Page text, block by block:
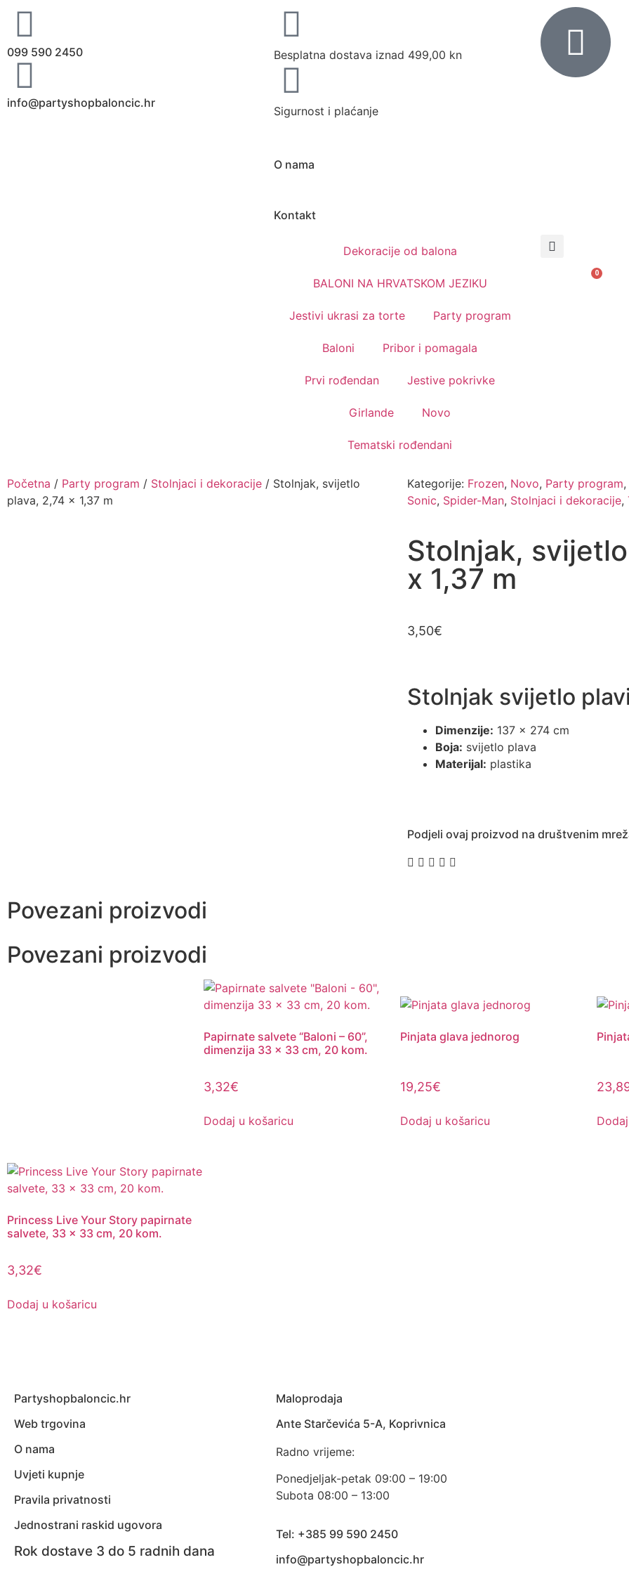
099 590 2450
info@partyshopbaloncic.hr
Besplatna dostava iznad 499,00 kn
Sigurnost i plaćanje
O nama
Kontakt
Dekoracije od balona
BALONI NA HRVATSKOM JEZIKU
Jestivi ukrasi za torte Party program
Baloni Pribor i pomagala
Prvi rođendan Jestive pokrivke
Girlande Novo
Tematski rođendani
€ 0
Početna / Party program / Stolnjaci i dekoracije / Stolnjak, svijetlo
plava, 2,74 x 1,37 m
Kategorije: Frozen, Novo, Party program,
Sonic, Spider-Man, Stolnjaci i dekoracije,
Stolnjak,
x 1,37 m
3,50€
Stolnjak svijetlo plavi
Dimenzije: 137 x 274 cm
Boja: svijetlo plava
Materijal: plastika
Podjeli ovaj proizvod na društvenim
Povezani proizvodi
Povezani proizvodi
Papirnate salvete “Baloni – 60”,
dimenzija 33 x 33 cm, 20 kom.
3,32€
Dodaj u košaricu
Pinjata glava jednorog
19,25€
Dodaj u košaricu
Princess Live Your Story papirnate
salvete, 33 x 33 cm, 20 kom.
3,32€
Dodaj u košaricu
Partyshopbaloncic.hr
Web trgovina
O nama
Uvjeti kupnje
Pravila privatnosti
Jednostrani raskid ugovora
Rok dostave 3 do 5 radnih dana
Maloprodaja
Ante Starčevića 5-A, Koprivnica
Radno vrijeme:
Ponedjeljak-petak 09:00 – 19:00
Subota 08:00 – 13:00
Tel: +385 99 590 2450
info@partyshopbaloncic.hr